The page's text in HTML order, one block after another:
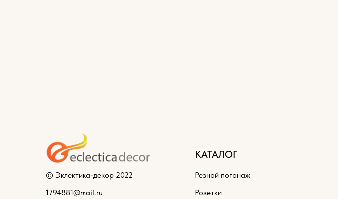
© Эклектика-декор 2022
Розетки
Резной погонаж
1794881@mail.ru
КАТАЛОГ